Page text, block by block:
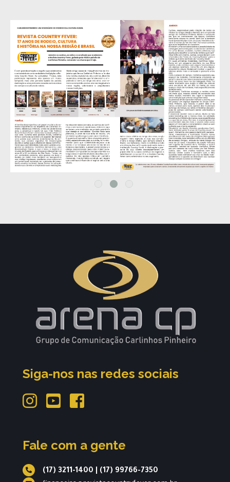
Siga-nos nas redes sociais
Fale com a gente
(17) 3211-1400
(17) 99766-7350